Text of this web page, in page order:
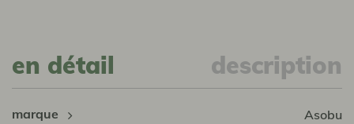
en détail description
marque Asobu